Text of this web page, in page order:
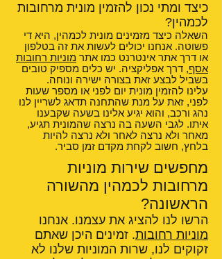
כיצד ומתי נכון להזמין מונית מרחובות
לכמהין?
השאלה כיצד מזמינים מונית לכמהין, היא די
פשוטה. אנחנו יכולים לעשות את זה בטלפון
או דרך אתר אינטרנט כמו אתר מוניות רחובות
אסף, דרך אפליקציה. יש כלים מספיק טובים
בשביל לבצע זאת בצורה ישירה ונוחה.
עלינו להזמין מונית יום לפני או מספר שעות
לפני, זאת על מנת שהתחנה תדאג לשריין לנו
נהג ורכב, והוא יגיע אלינו בשעה שקבענו
איתו. לגבי השעה בה נרצה שהמונית תגיע,
מאחר ולא נרצה לאחר ולא נרצה להיות
בלחץ, חשוב לקחת מקדם זמן סביר.
מחפשים שירות מוניות
מרחובות לכמהין מהשורה
הראשונה?
הרשו לנו להציג את עצמנו. אנחנו
מוניות רחובות. זמינים היכן שאתם
זקוקים לנו, שרות המוניות שלנו לא